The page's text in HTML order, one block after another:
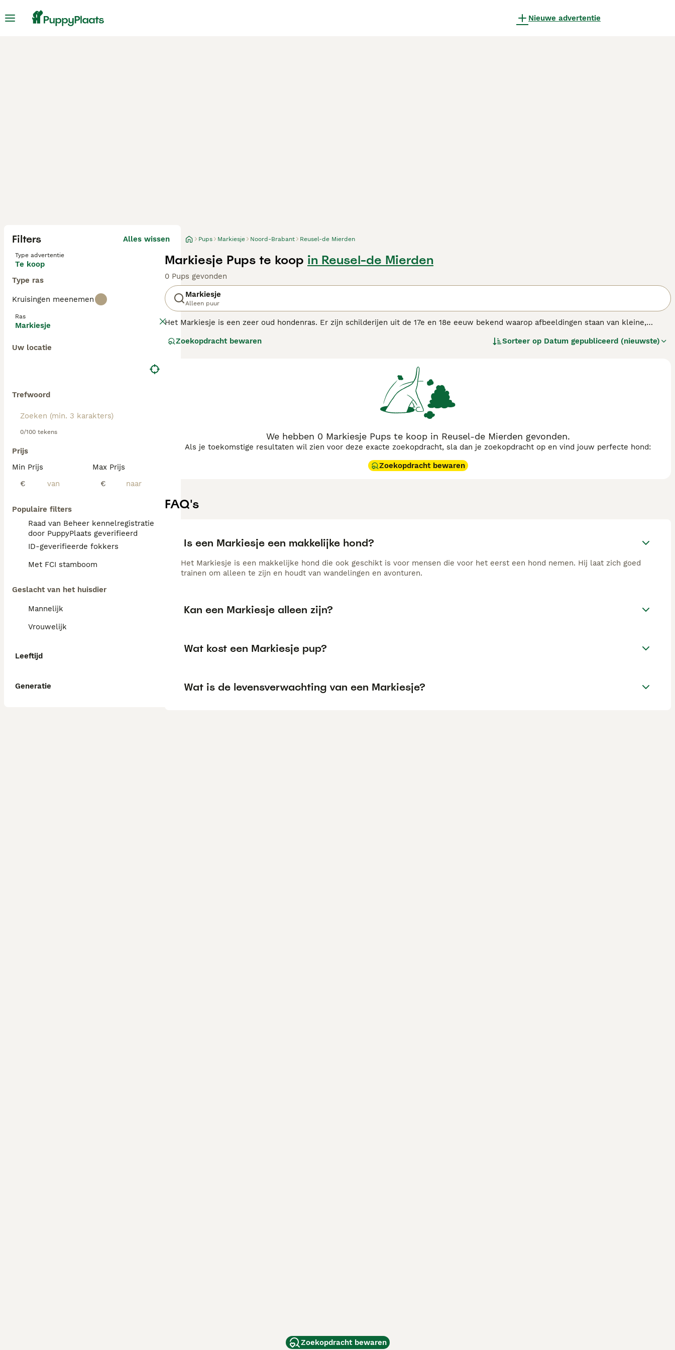
Nieuwe advertentie
Filters Alles wissen
Type advertentie
Te koop
Type ras
Kruisingen meenemen
Ras
Markiesje
Uw locatie
Trefwoord
0/100 tekens
Prijs
Min Prijs
€
Max Prijs
€
Populaire filters
Raad van Beheer kennelregistratie
door PuppyPlaats geverifieerd
ID-geverifieerde fokkers
Met FCI stamboom
Geslacht van het huisdier
Mannelijk
Vrouwelijk
Leeftijd
Generatie
Pups Markiesje Noord-Brabant Reusel-de Mierden
Markiesje Pups te koop in Reusel-de Mierden
0 Pups gevonden
Markiesje
Alleen puur
Het Markiesje is een zeer oud hondenras. Er zijn schilderijen uit de 17e en 18e eeuw bekend waarop afbeeldingen staan van kleine,
met het ras gefokt.
Zoekopdracht bewaren Sorteer op Datum gepubliceerd (nieuwste)
We hebben 0 Markiesje Pups te koop in Reusel-de Mierden gevonden.
Als je toekomstige resultaten wil zien voor deze exacte zoekopdracht, sla dan je zoekopdracht op en vind jouw perfecte hond:
Zoekopdracht bewaren
FAQ's
Is een Markiesje een makkelijke hond?
Het Markiesje is een makkelijke hond die ook geschikt is voor mensen die voor het eerst een hond nemen. Hij laat zich goed
trainen om alleen te zijn en houdt van wandelingen en avonturen.
Kan een Markiesje alleen zijn?
Wat kost een Markiesje pup?
Wat is de levensverwachting van een Markiesje?
Zoekopdracht bewaren